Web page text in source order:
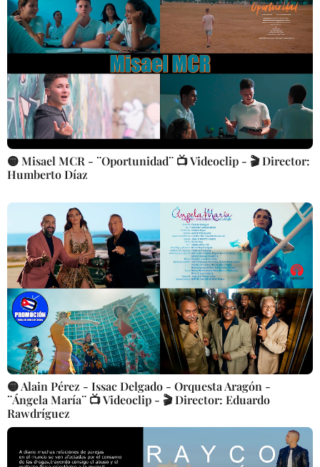
🟡 Misael MCR - ¨Oportunidad¨ 📺 Videoclip - 🎬 Director:
Humberto Díaz
🟡 Alain Pérez - Issac Delgado - Orquesta Aragón -
¨Ángela María¨ 📺 Videoclip - 🎬 Director: Eduardo
Rawdríguez